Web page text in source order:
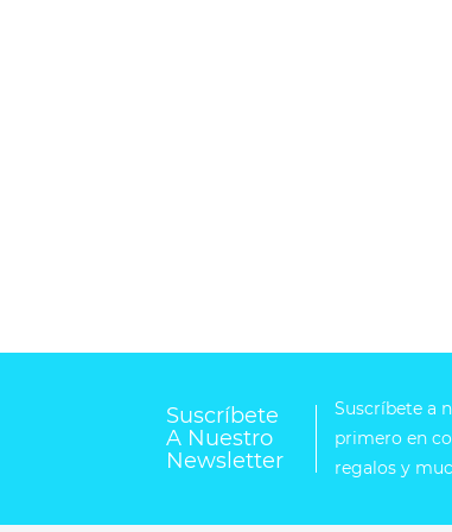
Suscríbete
A Nuestro
Newsletter
Suscríbete a
primero en
regalos y